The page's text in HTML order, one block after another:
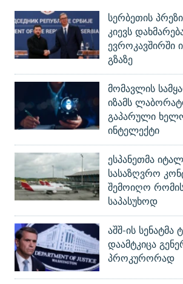
სერბეთის
კიევს
ევროკავშირში
გზაზე
მომავლის
იზამს
გაპარული
ინტელექტი
ესპანეთმა
სასაზღვრო
შემოიღო
საპასუხოდ
აშშ-ის
დაამტკიცა
პროკურორად